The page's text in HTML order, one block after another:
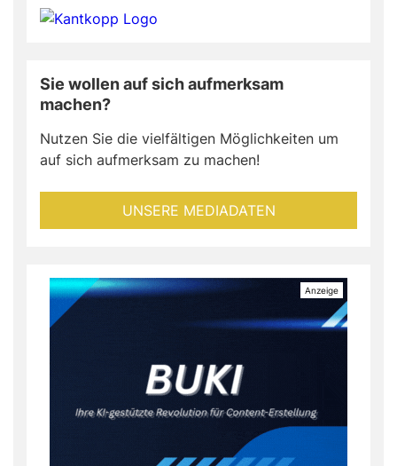
Sie wollen auf sich aufmerksam
machen?
Nutzen Sie die vielfältigen Möglichkeiten um
auf sich aufmerksam zu machen!
UNSERE MEDIADATEN